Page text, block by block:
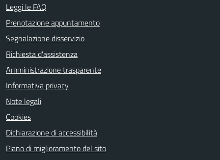
Leggi le FAQ
Prenotazione appuntamento
Segnalazione disservizio
Richiesta d'assistenza
Amministrazione trasparente
Informativa privacy
Note legali
Cookies
Dichiarazione di accessibilità
Piano di miglioramento del sito